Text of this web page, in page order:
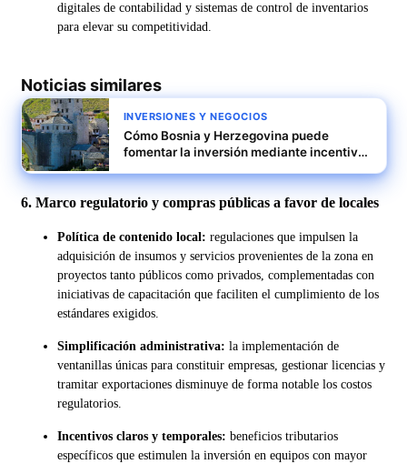
digitales de contabilidad y sistemas de control de inventarios
para elevar su competitividad.
Noticias similares
INVERSIONES Y NEGOCIOS
Cómo Bosnia y Herzegovina puede
fomentar la inversión mediante incentivos
económica
6. Marco regulatorio y compras públicas a favor de locales
Política de contenido local: regulaciones que impulsen la
adquisición de insumos y servicios provenientes de la zona en
proyectos tanto públicos como privados, complementadas con
iniciativas de capacitación que faciliten el cumplimiento de los
estándares exigidos.
Simplificación administrativa: la implementación de
ventanillas únicas para constituir empresas, gestionar licencias y
tramitar exportaciones disminuye de forma notable los costos
regulatorios.
Incentivos claros y temporales: beneficios tributarios
específicos que estimulen la inversión en equipos con mayor